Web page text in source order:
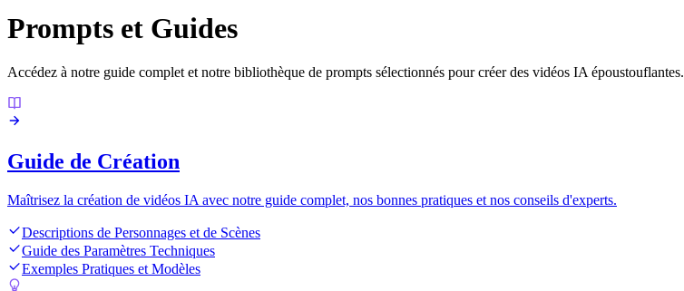
Prompts et Guides
Accédez à notre guide complet et notre bibliothèque de prompts sélectionnés pour créer des vidéos IA époustouflantes.
Guide de Création
Maîtrisez la création de vidéos IA avec notre guide complet, nos bonnes pratiques et nos conseils d'experts.
Descriptions de Personnages et de Scènes
Guide des Paramètres Techniques
Exemples Pratiques et Modèles